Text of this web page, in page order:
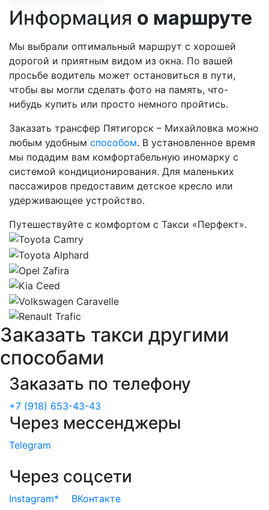
Информация о маршруте
Мы выбрали оптимальный маршрут с хорошей
дорогой и приятным видом из окна. По вашей
просьбе водитель может остановиться в пути,
чтобы вы могли сделать фото на память, что-
нибудь купить или просто немного пройтись.
Заказать трансфер Пятигорск – Михайловка можно
любым удобным способом. В установленное время
мы подадим вам комфортабельную иномарку с
системой кондиционирования. Для маленьких
пассажиров предоставим детское кресло или
удерживающее устройство.
Путешествуйте с комфортом с Такси «Перфект».
Заказать такси другими
способами
Заказать по телефону
+7 (918) 653-43-43
Через мессенджеры
Telegram
Через соцсети
Instagram* ВКонтакте